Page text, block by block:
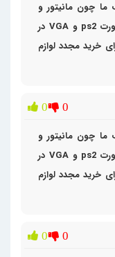
چون مانیتور و
ماوس و کیبورد قدیمی داریم خداروشکر پورت ps2 و VGA در
خرید مجدد لوازم
0 0
چون مانیتور و
ماوس و کیبورد قدیمی داریم خداروشکر پورت ps2 و VGA در
خرید مجدد لوازم
0 0